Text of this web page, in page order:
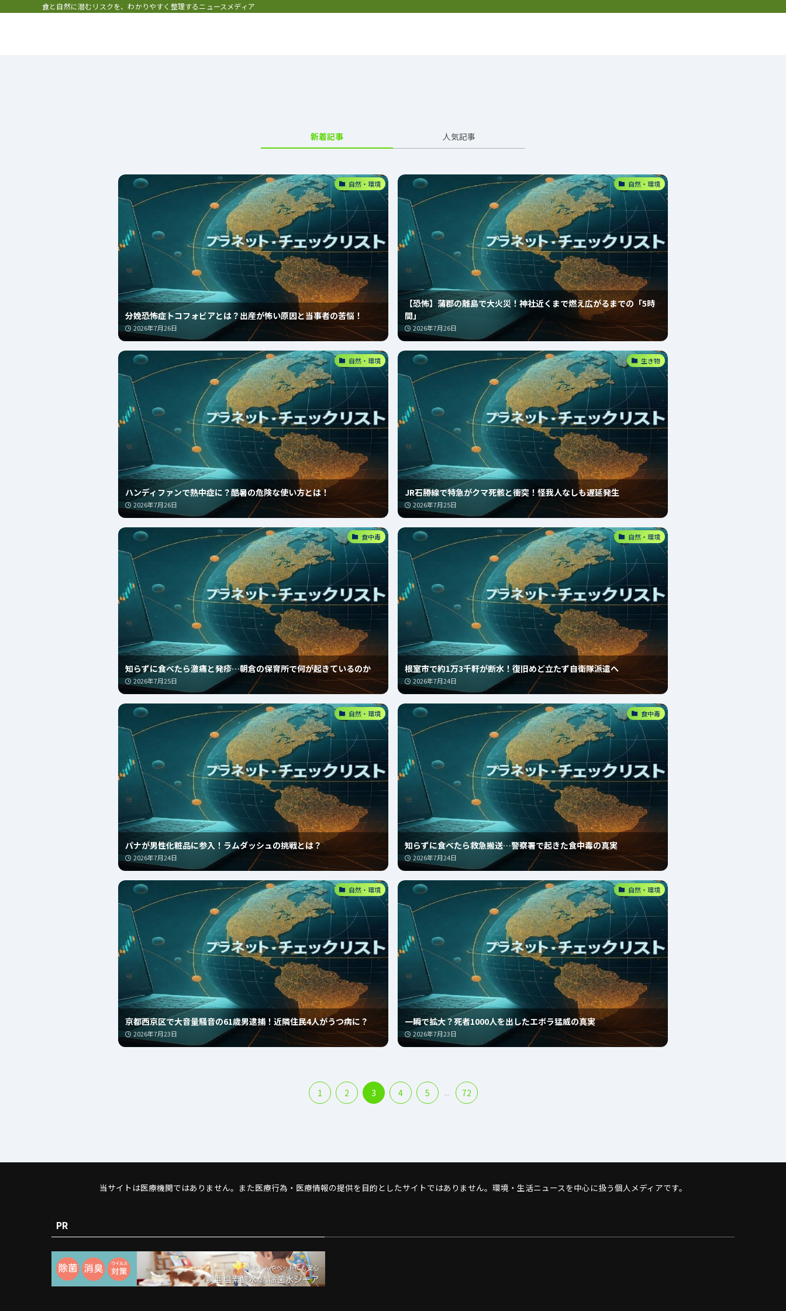
食と自然に潜むリスクを、わかりやすく整理するニュースメディア
新着記事 人気記事
自然・環境
分娩恐怖症トコフォビアとは？出産が怖い原因と当事者の苦悩！
2026年7月26日
自然・環境
【恐怖】蒲郡の離島で大火災！神社近くまで燃え広がるまでの「5時
間」
2026年7月26日
自然・環境
ハンディファンで熱中症に？酷暑の危険な使い方とは！
2026年7月26日
生き物
JR石勝線で特急がクマ死骸と衝突！怪我人なしも遅延発生
2026年7月25日
食中毒
知らずに食べたら激痛と発疹…朝倉の保育所で何が起きているのか
2026年7月25日
自然・環境
根室市で約1万3千軒が断水！復旧めど立たず自衛隊派遣へ
2026年7月24日
自然・環境
パナが男性化粧品に参入！ラムダッシュの挑戦とは？
2026年7月24日
食中毒
知らずに食べたら救急搬送…警察署で起きた食中毒の真実
2026年7月24日
自然・環境
京都西京区で大音量騒音の61歳男逮捕！近隣住民4人がうつ病に？
2026年7月23日
自然・環境
一瞬で拡大？死者1000人を出したエボラ猛威の真実
2026年7月23日
1 2 3 4 5 ... 72
当サイトは医療機関ではありません。また医療行為・医療情報の提供を目的としたサイトではありません。環境・生活ニュースを中心に扱う個人メディアです。
PR